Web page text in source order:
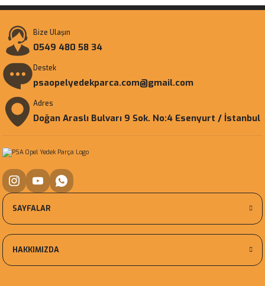
Bize Ulaşın
0549 480 58 34
Destek
psaopelyedekparca.com@gmail.com
Adres
Doğan Araslı Bulvarı 9 Sok. No:4 Esenyurt / İstanbul
SAYFALAR
HAKKIMIZDA